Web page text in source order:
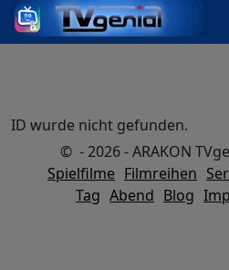
ID wurde nicht gefunden.
© - 2026 - ARAKON
Spielfilme Filmreihen
Tag Abend Blog